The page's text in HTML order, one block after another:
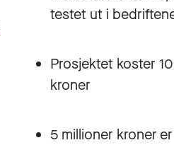
testet ut i
Prosjektet koster
kroner
5 millioner kroner